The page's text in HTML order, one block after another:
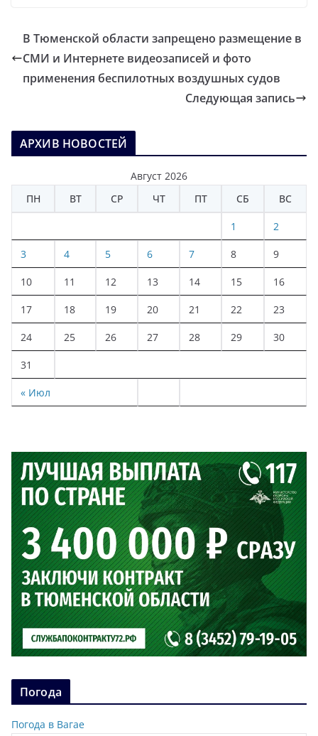
В Тюменской области запрещено размещение в
СМИ и Интернете видеозаписей и фото
применения беспилотных воздушных судов
Следующая запись
АРХИВ НОВОСТЕЙ
Август 2026
ПН
ВТ СР ЧТ ПТ СБ ВС
« Июл
1 2
3 4 5 6 7 8 9
10 11 12 13 14 15 16
17 18 19 20 21 22 23
24 25 26 27 28 29 30
31
Погода
Погода в Вагае